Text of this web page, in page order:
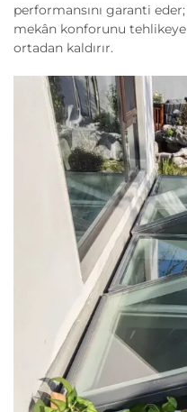
performansını garanti
mekân konforunu tehlikeye
ortadan kaldırır.